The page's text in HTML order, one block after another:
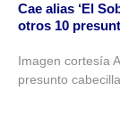
Cae alias ‘El
otros 10
Imagen cortesía
presunto cabecilla